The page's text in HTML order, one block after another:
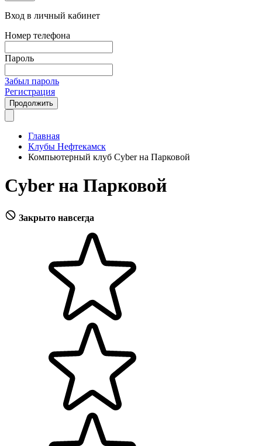
Вход в личный кабинет
Номер телефона
Пароль
Забыл пароль
Регистрация
Продолжить
Главная
Клубы Нефтекамск
Компьютерный клуб Cyber на Парковой
Cyber на Парковой
Закрыто навсегда